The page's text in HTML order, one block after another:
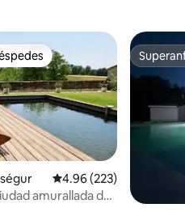
preferido
Calificación promedio:
4.96 (223)
amurallada de